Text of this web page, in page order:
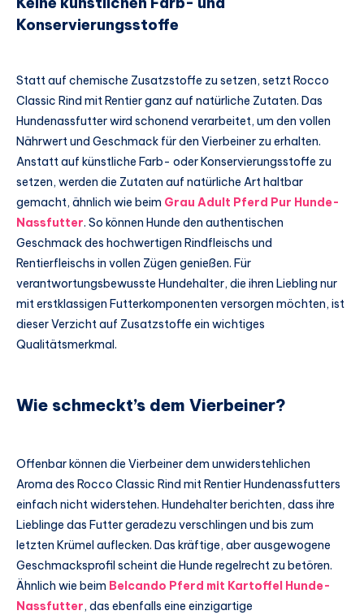
Konservierungsstoffe
Statt auf chemische Zusatzstoffe zu setzen, setzt Rocco
Classic Rind mit Rentier ganz auf natürliche Zutaten. Das
Hundenassfutter wird schonend verarbeitet, um den vollen
Nährwert und Geschmack für den Vierbeiner zu erhalten.
Anstatt auf künstliche Farb- oder Konservierungsstoffe zu
setzen, werden die Zutaten auf natürliche Art haltbar
gemacht, ähnlich wie beim Grau Adult Pferd Pur Hunde-
Nassfutter. So können Hunde den authentischen
Geschmack des hochwertigen Rindfleischs und
Rentierfleischs in vollen Zügen genießen. Für
verantwortungsbewusste Hundehalter, die ihren Liebling nur
mit erstklassigen Futterkomponenten versorgen möchten, ist
dieser Verzicht auf Zusatzstoffe ein wichtiges
Qualitätsmerkmal.
Wie schmeckt’s dem Vierbeiner?
Offenbar können die Vierbeiner dem unwiderstehlichen
Aroma des Rocco Classic Rind mit Rentier Hundenassfutters
einfach nicht widerstehen. Hundehalter berichten, dass ihre
Lieblinge das Futter geradezu verschlingen und bis zum
letzten Krümel auflecken. Das kräftige, aber ausgewogene
Geschmacksprofil scheint die Hunde regelrecht zu betören.
Ähnlich wie beim Belcando Pferd mit Kartoffel Hunde-
Nassfutter, das ebenfalls eine einzigartige